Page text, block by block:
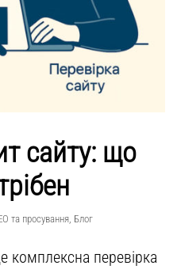
сайту: що
та просування Блог
комплексна перевірка